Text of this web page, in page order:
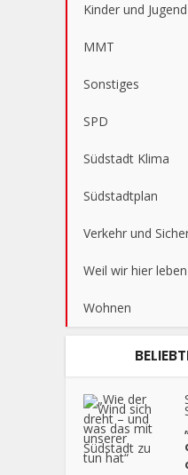
Kinder und Jugend
MMT
Sonstiges
SPD
Südstadt Klima
Südstadtplan
Verkehr und
Weil wir hier
Wohnen